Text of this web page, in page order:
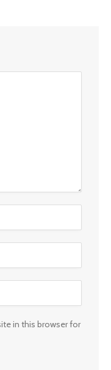
in this browser for